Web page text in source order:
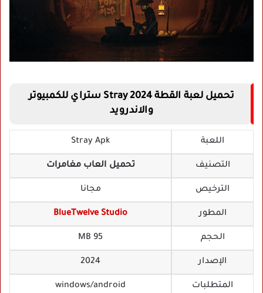
تحميل لعبة القطة Stray 2024 ستراي للكمبيوتر
والاندرويد
اللعبة Stray Apk
التصنيف تحميل العاب مغامرات
الترخيص مجانا
المطور BlueTwelve Studio
الحجم 95 MB
الإصدار 2024
المتطلبات windows/android